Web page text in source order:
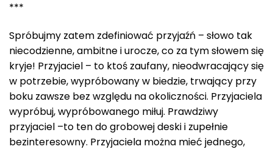
***
Spróbujmy zatem zdefiniować przyjaźń – słowo tak
niecodzienne, ambitne i urocze, co za tym słowem się
kryje! Przyjaciel – to ktoś zaufany, nieodwracający się
w potrzebie, wypróbowany w biedzie, trwający przy
boku zawsze bez względu na okoliczności. Przyjaciela
wypróbuj, wypróbowanego miłuj. Prawdziwy
przyjaciel –to ten do grobowej deski i zupełnie
bezinteresowny. Przyjaciela można mieć jednego,